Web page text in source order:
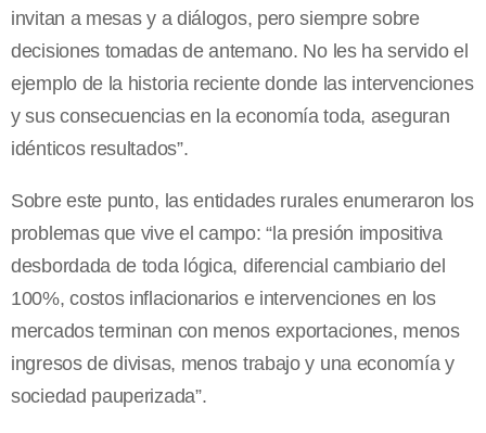
invitan a mesas y a diálogos, pero siempre sobre
decisiones tomadas de antemano. No les ha servido el
ejemplo de la historia reciente donde las intervenciones
y sus consecuencias en la economía toda, aseguran
idénticos resultados”.
Sobre este punto, las entidades rurales enumeraron los
problemas que vive el campo: “la presión impositiva
desbordada de toda lógica, diferencial cambiario del
100%, costos inflacionarios e intervenciones en los
mercados terminan con menos exportaciones, menos
ingresos de divisas, menos trabajo y una economía y
sociedad pauperizada”.